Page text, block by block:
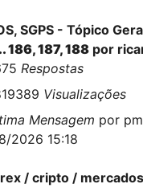
SGPS - Tópico
186,187,188 por
Respostas
Visualizações
Mensagem por
2026 15:18
/ cripto /